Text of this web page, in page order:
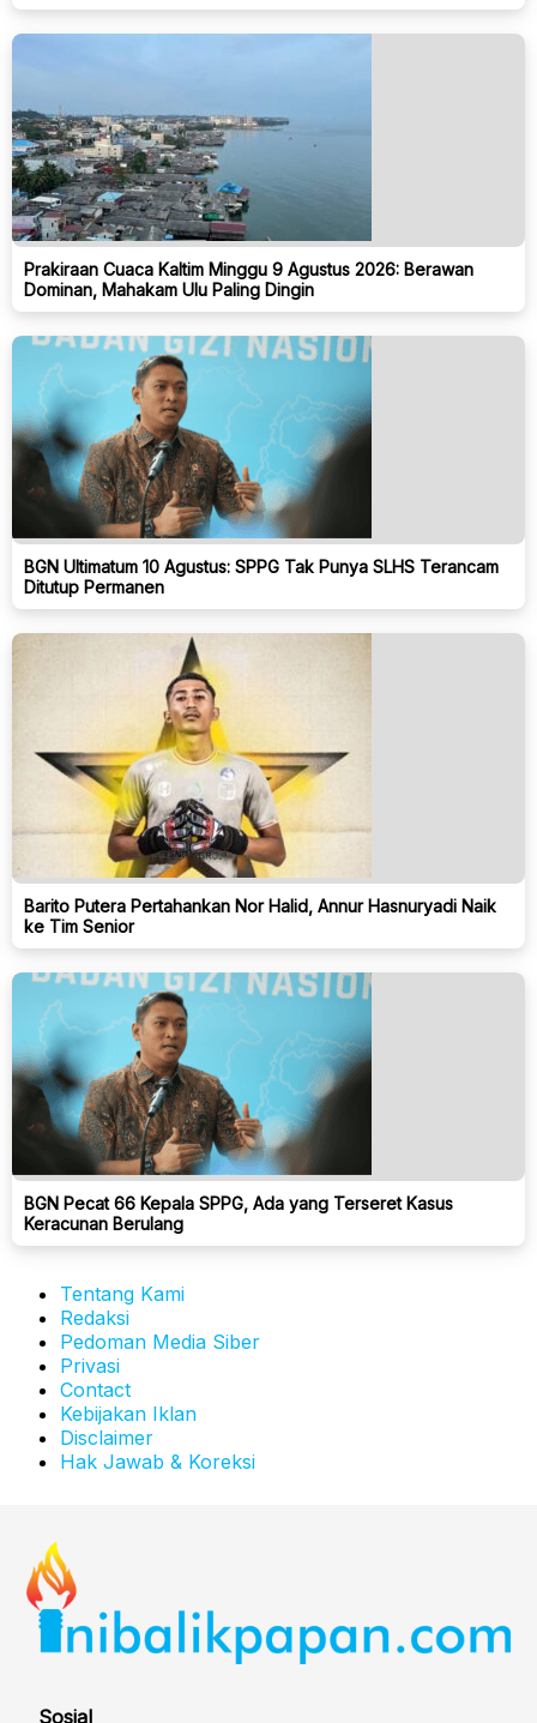
Prakiraan Cuaca Kaltim Minggu 9 Agustus 2026: Berawan
Dominan, Mahakam Ulu Paling Dingin
BGN Ultimatum 10 Agustus: SPPG Tak Punya SLHS Terancam
Ditutup Permanen
Barito Putera Pertahankan Nor Halid, Annur Hasnuryadi Naik
ke Tim Senior
BGN Pecat 66 Kepala SPPG, Ada yang Terseret Kasus
Keracunan Berulang
Tentang Kami
Redaksi
Pedoman Media Siber
Privasi
Contact
Kebijakan Iklan
Disclaimer
Hak Jawab & Koreksi
Sosial